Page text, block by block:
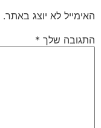
האימייל לא יוצג באתר.
התגובה שלך *